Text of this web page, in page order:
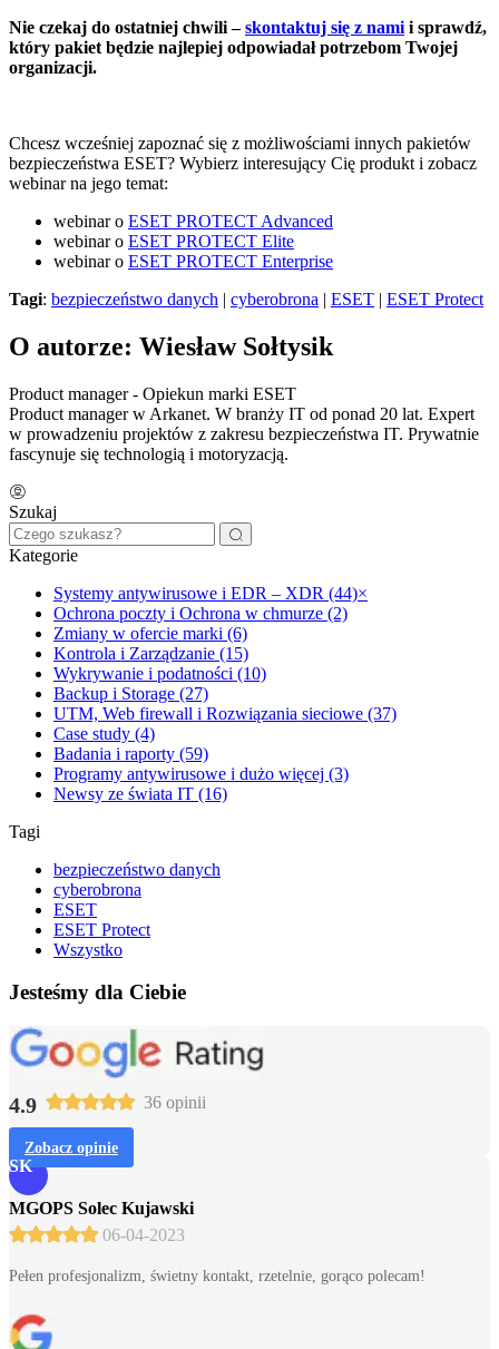
Nie czekaj do ostatniej chwili –skontaktuj się z nami i sprawdź,
który pakiet będzie najlepiej odpowiadał potrzebom Twojej
organizacji.
Chcesz wcześniej zapoznać się z możliwościami innych pakietów
bezpieczeństwa ESET? Wybierz interesujący Cię produkt i zobacz
webinar na jego temat:
webinar o ESET PROTECT Advanced
webinar o ESET PROTECT Elite
webinar o ESET PROTECT Enterprise
Tagi: bezpieczeństwo danych | cyberobrona | ESET | ESET Protect
O autorze: Wiesław Sołtysik
Product manager - Opiekun marki ESET
Product manager w Arkanet. W branży IT od ponad 20 lat. Expert
w prowadzeniu projektów z zakresu bezpieczeństwa IT. Prywatnie
fascynuje się technologią i motoryzacją.
Szukaj
Kategorie
Systemy antywirusowe i EDR – XDR (44)×
Ochrona poczty i Ochrona w chmurze (2)
Zmiany w ofercie marki (6)
Kontrola i Zarządzanie (15)
Wykrywanie i podatności (10)
Backup i Storage (27)
UTM, Web firewall i Rozwiązania sieciowe (37)
Case study (4)
Badania i raporty (59)
Programy antywirusowe i dużo więcej (3)
Newsy ze świata IT (16)
Tagi
bezpieczeństwo danych
cyberobrona
ESET
ESET Protect
Wszystko
Jesteśmy dla Ciebie
4.9 36 opinii
Zobacz opinie
SK
MGOPS Solec Kujawski
06-04-2023
Pełen profesjonalizm, świetny kontakt, rzetelnie, gorąco polecam!